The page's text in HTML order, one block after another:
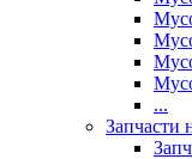
...
Запчасти